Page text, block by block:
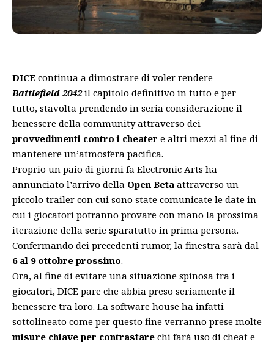
DICE continua a dimostrare di voler rendere
Battlefield 2042il capitolo definitivo in tutto e per
tutto, stavolta prendendo in seria considerazione il
benessere della community attraverso dei
provvedimenti contro i cheater e altri mezzi al fine di
mantenere un’atmosfera pacifica.
Proprio un paio di giorni fa Electronic Arts ha
annunciato l’arrivo della Open Beta attraverso un
piccolo trailer con cui sono state comunicate le date in
cui i giocatori potranno provare con mano la prossima
iterazione della serie sparatutto in prima persona.
Confermando dei precedenti rumor, la finestra sarà dal
6 al 9 ottobre prossimo.
Ora, al fine di evitare una situazione spinosa tra i
giocatori, DICE pare che abbia preso seriamente il
benessere tra loro. La software house ha infatti
sottolineato come per questo fine verranno prese molte
misure chiave per contrastare chi farà uso di cheat e